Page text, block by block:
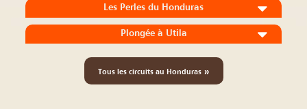
Les Perles du Honduras
Plongée à Utila
Tous les circuits au Honduras»